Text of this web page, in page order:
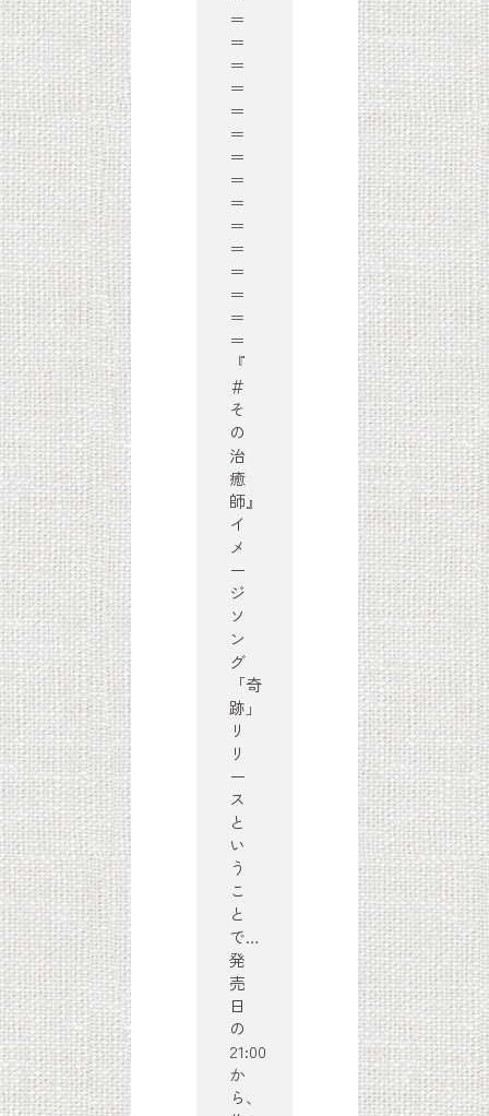
＝
＝
＝
＝
＝
＝
＝
＝
＝
＝
＝
＝
＝
＝
＝
『
＃
そ
の
治
癒
師』
イ
メ
ー
ジ
ソ
ン
グ
「奇
跡」
リ
リ
ー
ス
と
い
う
こ
と
で…
発
売
日
の
21:00
か
ら、